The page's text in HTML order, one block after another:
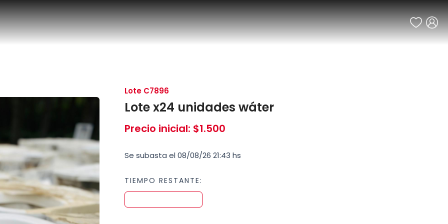
Lote C7896
Lote x24 unidades wáter
Precio inicial: $1.500
Se subasta el 08/08/26 21:43 hs
TIEMPO RESTANTE: